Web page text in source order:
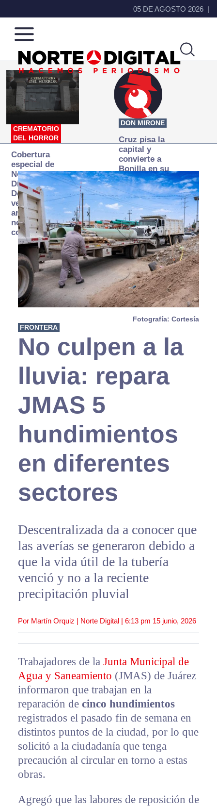
05 DE AGOSTO 2026
Norte
de
Ciudad
Más
que
noticias,
hacemos periodismo
CREMATORIO
DEL HORROR
Cobertura
especial de
Norte
Digital:
Donde la
verdad
arde… pero
no se
consume
DON MIRONE
Cruz pisa la
capital y
convierte a
Bonilla en su
primer blanco
Fotografía: Cortesía
FRONTERA
No culpen a la
lluvia: repara
JMAS 5
hundimientos
en diferentes
sectores
Descentralizada da a conocer que
las averías se generaron debido a
que la vida útil de la tubería
venció y no a la reciente
precipitación pluvial
Por Martín Orquiz | Norte Digital | 6:13 pm 15 junio, 2026
Trabajadores de la Junta Municipal de
Agua y Saneamiento (JMAS) de Juárez
informaron que trabajan en la
reparación de cinco hundimientos
registrados el pasado fin de semana en
distintos puntos de la ciudad, por lo que
solicitó a la ciudadanía que tenga
precaución al circular en torno a estas
obras.
Agregó que las labores de reposición de